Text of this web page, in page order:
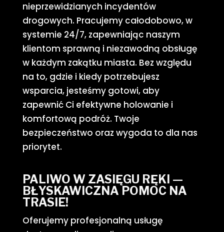
nieprzewidzianych incydentów
drogowych. Pracujemy całodobowo, w
systemie 24/7, zapewniając naszym
klientom sprawną i niezawodną obsługę
w każdym zakątku miasta. Bez względu
na to, gdzie i kiedy potrzebujesz
wsparcia, jesteśmy gotowi, aby
zapewnić Ci efektywne holowanie i
komfortową podróż. Twoje
bezpieczeństwo oraz wygoda to dla nas
priorytet.
PALIWO W ZASIĘGU RĘKI —
BŁYSKAWICZNA POMOC NA
TRASIE!
Oferujemy profesjonalną usługę